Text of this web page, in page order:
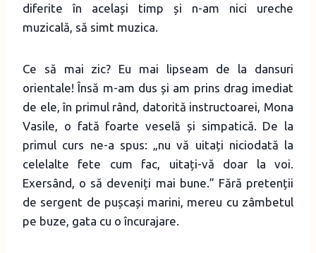
diferite în același timp și n-am nici ureche
muzicală, să simt muzica.
Ce să mai zic? Eu mai lipseam de la dansuri
orientale! Însă m-am dus și am prins drag imediat
de ele, în primul rând, datorită instructoarei, Mona
Vasile, o fată foarte veselă și simpatică. De la
primul curs ne-a spus: „nu vă uitați niciodată la
celelalte fete cum fac, uitați-vă doar la voi.
Exersând, o să deveniți mai bune.” Fără pretenții
de sergent de pușcași marini, mereu cu zâmbetul
pe buze, gata cu o încurajare.